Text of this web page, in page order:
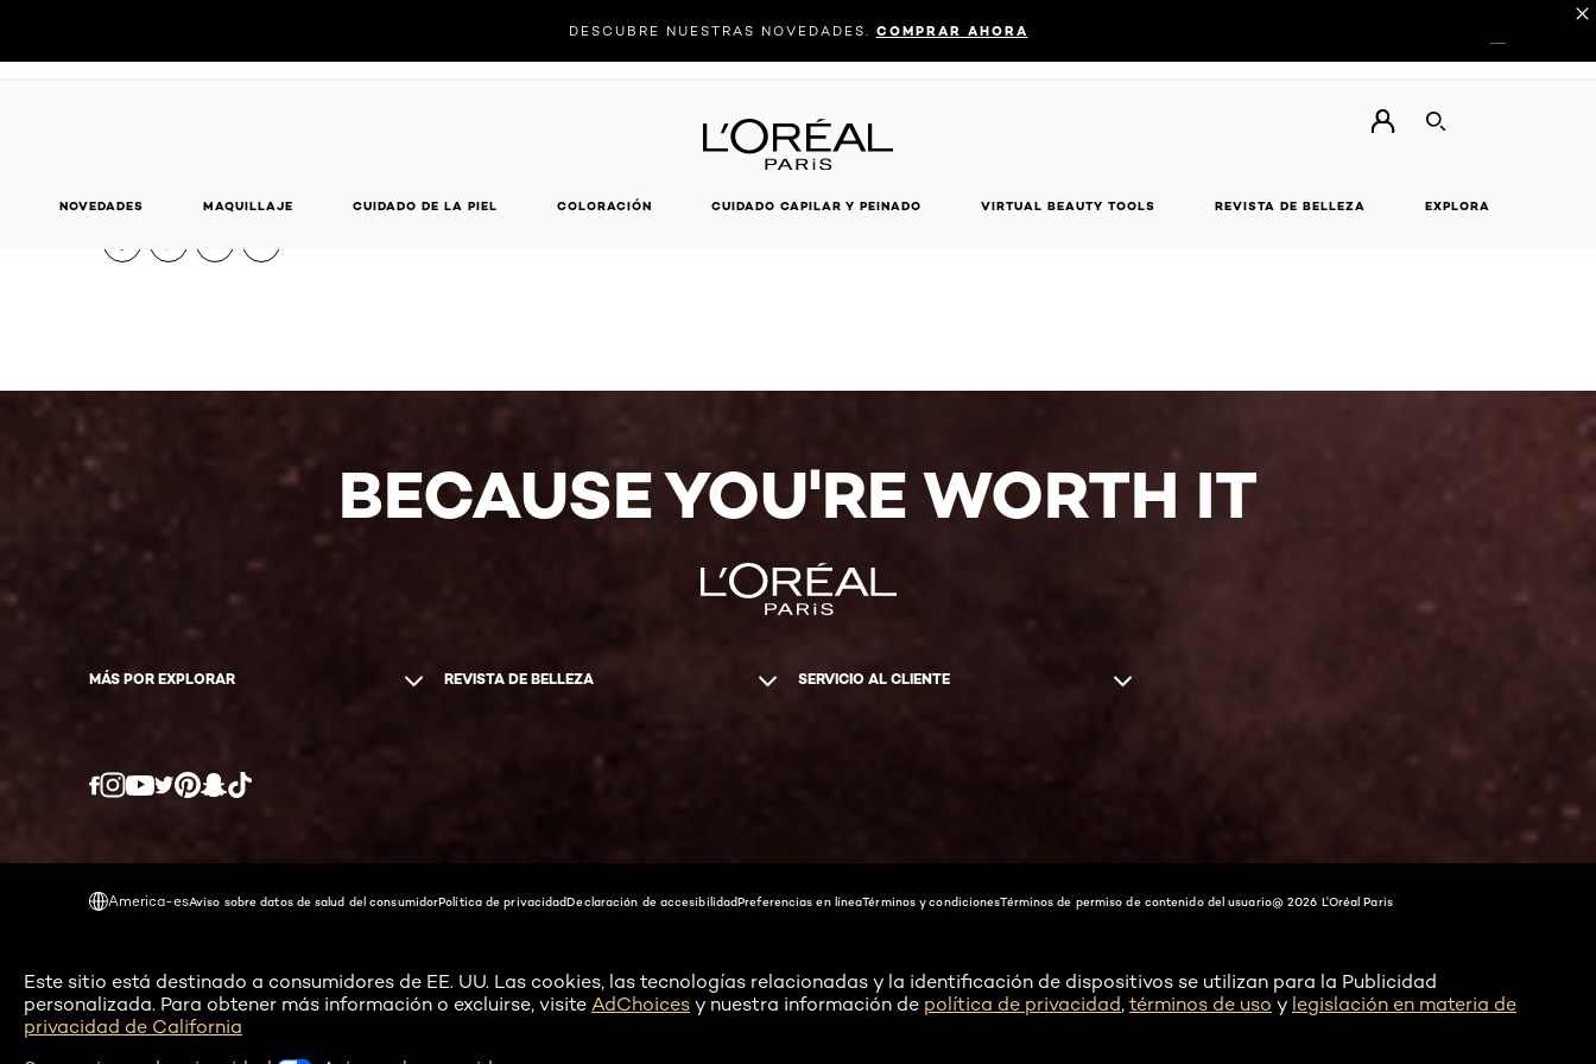
DESCUBRE NUESTRAS NOVEDADES. COMPRAR AHORA
BUSCAR
NOVEDADES MAQUILLAJE CUIDADO DE LA PIEL COLORACIÓN CUIDADO CAPILAR Y PEINADO VIRTUAL BEAUTY TOOLS REVISTA DE BELLEZA EXPLORA
Elige el idioma:
Comparte tu coincidencia de coloración
BECAUSE YOU'RE WORTH IT
MÁS POR EXPLORAR REVISTA DE BELLEZA SERVICIO AL CLIENTE
Twitter
America-esAviso sobre datos de salud del consumidorPolítica de privacidadDeclaración de accesibilidadPreferencias en líneaTérminos y condicionesTérminos de permiso de contenido del usuario@ 2026 L'Oréal Paris
Este sitio está destinado a consumidores de EE. UU. Las cookies, las tecnologías relacionadas y la identificación de dispositivos se utilizan para la Publicidad
personalizada. Para obtener más información o excluirse, visite AdChoices y nuestra información de política de privacidad, términos de uso y legislación en materia de
privacidad de California